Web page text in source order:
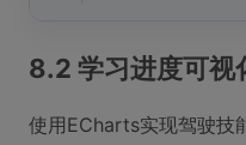
8.2 学习进度可视
使用ECharts实现驾驶技